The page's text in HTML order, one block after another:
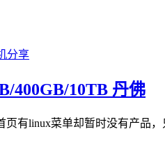
400GB/10TB 丹佛
有linux菜单却暂时没有产品